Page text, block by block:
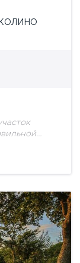
в хорошей